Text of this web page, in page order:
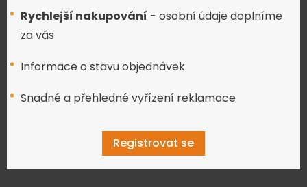
Rychlejší nakupování - osobní údaje doplníme
za vás
Informace o stavu objednávek
Snadné a přehledné vyřízení reklamace
Registrovat se